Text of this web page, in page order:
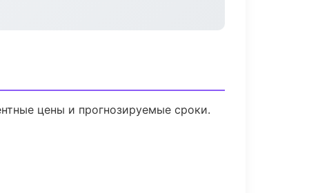
цены и прогнозируемые сроки.